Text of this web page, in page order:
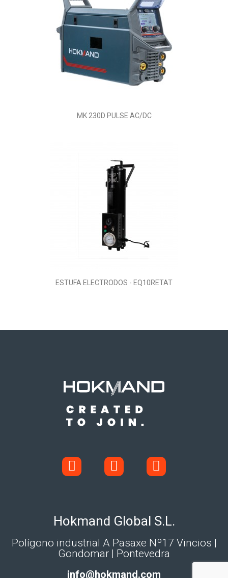
MK 230D PULSE AC/DC
ESTUFA ELECTRODOS - EQ10RETAT
Hokmand Global S.L.
Polígono industrial A Pasaxe Nº17 Vincios |
Gondomar | Pontevedra
info@hokmand.com